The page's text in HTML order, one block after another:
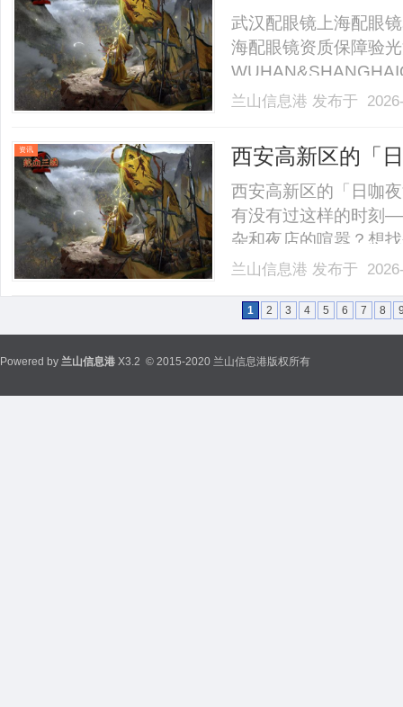
武汉配眼镜上海配眼
海配眼镜资质保障验
业验光配镜的写字楼
40%-60%优惠，兼顾
兰山信息港 发布于
资讯
西安高新区的「
晚容纳温柔
西安高新区的「日咖
有没有过这样的时刻
杂和夜店的喧嚣？想
高、环境不够体面？
直都在，只是你还没
兰山信息港 发布于
1 2 3 4 5 6 7 8
Powered by 兰山信息港 X3.2 © 2015-2020 兰山信息港版权所有